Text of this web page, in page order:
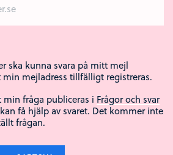
ska kunna svara på mitt mejl
mejladress tillfälligt registreras.
min fråga publiceras i Frågor och svar
få hjälp av svaret. Det kommer inte
frågan.